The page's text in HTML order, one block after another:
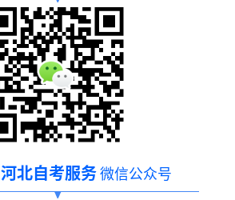
河北自考服务 微信公众号